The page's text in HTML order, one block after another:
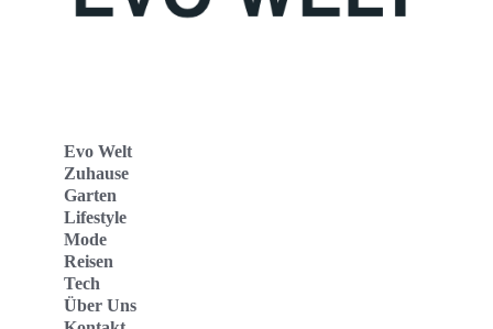
Evo Welt
Zuhause
Garten
Lifestyle
Mode
Reisen
Tech
Über Uns